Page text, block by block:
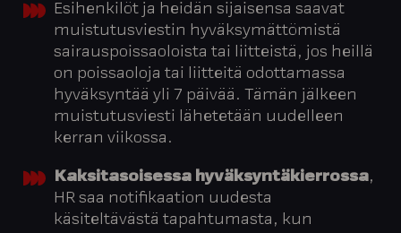
Esihenkilöt ja heidän sijaisensa saavat
muistutusviestin hyväksymättömistä
sairauspoissaoloista tai liitteistä, jos heillä
on poissaoloja tai liitteitä odottamassa
hyväksyntää yli 7 päivää. Tämän jälkeen
muistutusviesti lähetetään uudelleen
kerran viikossa.
Kaksitasoisessa hyväksyntäkierrossa,
HR saa notifikaation uudesta
käsiteltävästä tapahtumasta, kun